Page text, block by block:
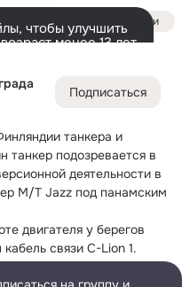
Подписаться
танкера и
танкер подозревается в
деятельности в
M/T Jazz под панамским
двигателя у берегов
связи C-Lion 1.
на якорь 29 декабря в
Войти
чтобы улучшить
менее 13 лет,
Ещё